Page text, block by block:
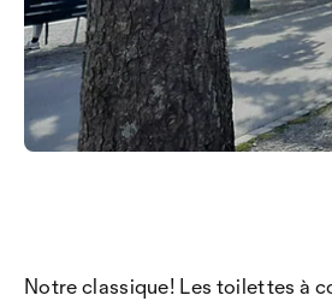
Notre classique! Les toilettes à